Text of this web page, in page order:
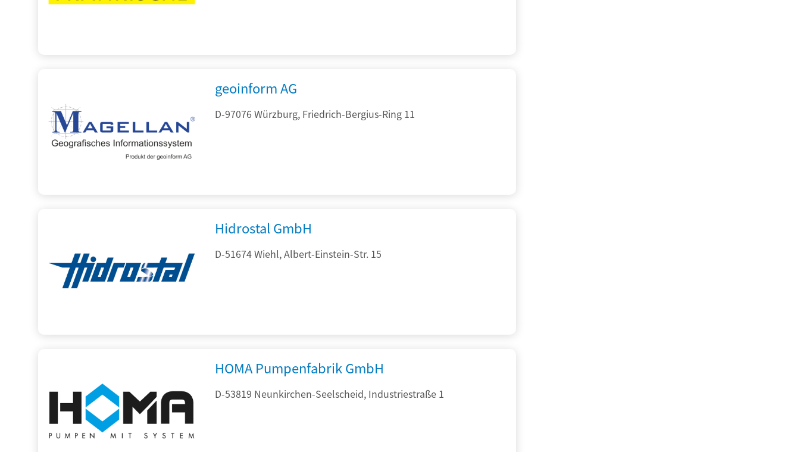
geoinform AG
D-97076 Würzburg, Friedrich-Bergius-Ring 11
Hidrostal GmbH
D-51674 Wiehl, Albert-Einstein-Str. 15
HOMA Pumpenfabrik GmbH
D-53819 Neunkirchen-Seelscheid, Industriestraße 1